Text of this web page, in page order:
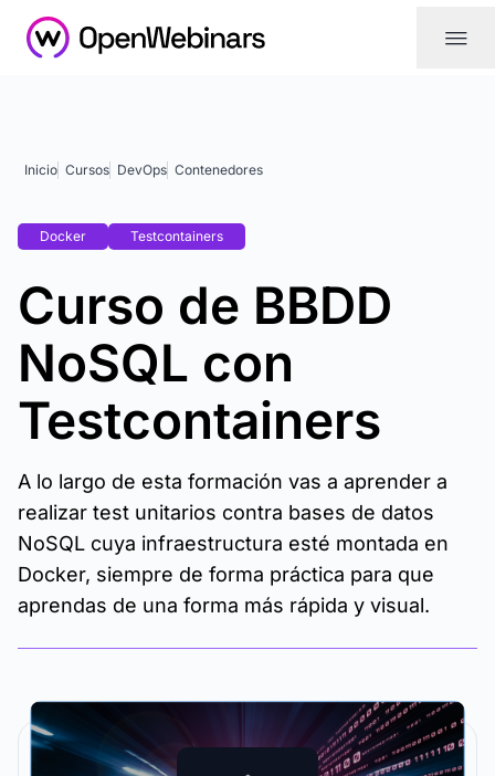
|||
Inicio Cursos DevOps Contenedores
Docker Testcontainers
Curso de BBDD
NoSQL con
Testcontainers
A lo largo de esta formación vas a aprender a
realizar test unitarios contra bases de datos
NoSQL cuya infraestructura esté montada en
Docker, siempre de forma práctica para que
aprendas de una forma más rápida y visual.